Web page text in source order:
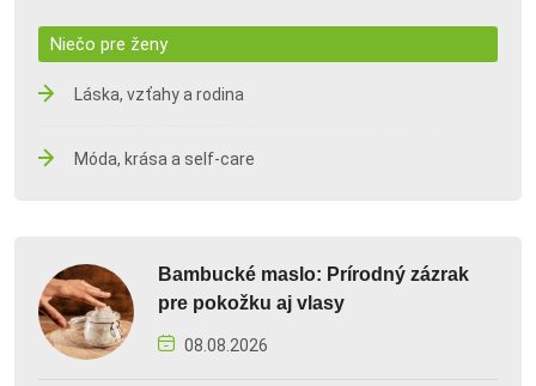
Niečo pre ženy
Láska, vzťahy a rodina
Móda, krása a self-care
Bambucké maslo: Prírodný zázrak
pre pokožku aj vlasy
08.08.2026